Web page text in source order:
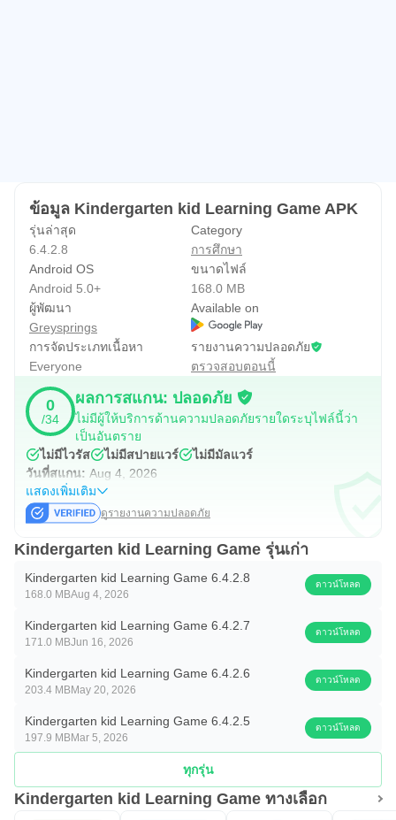
เด็ก การรู้จำคำศัพท์ การอ่าน และการเขียนอักษรสองสามตัว
ช่วยสร้างรากฐานสำหรับการอ่านอย่างคล่องแคล่วสำหรับ
เด็ก • เกมคณิตศาสตร์สำหรับอนุบาลฟรีมากมายสำหรับเด็ก
และกิจกรรมการเรียนรู้ • กิจกรรมการทำอาหารพร้อมการทำ
แซนวิชและสูตรอาหารอื่นๆ อีกมากมายกำลังมา แนะนำการ
อบรมสุขอนามัยสำหรับเด็ก ทั้งหมดในที่เดียวเพื่อเตรียมเด็ก
สำหรับโรงเรียนประถมศึกษา ไม่ว่าคุณจะเป็นผู้ปกครองหรือ
ครู คุณสามารถใช้เกมการเรียนรู้ก่อนวัยเรียนฟรีสำหรับเด็ก
วัยหัดเดินที่บ้านหรือในชั้นเรียนเพื่อช่วยให้พวกเขาเรียนรู้
หัวข้อการศึกษาเบื้องต้นขั้นพื้นฐาน ส่วนสมุดระบายสีฟรี
"อนุบาลเด็กเรียนรู้" มีหน้าสีมากกว่า 100 หน้าซึ่งเรียบง่าย
สวยงาม และเหมาะสำหรับนิ้วเล็กๆ แอปนี้เสนอการวาดมือฟรี
ซึ่งต่างจากสีควบคุมในภูมิภาคนี้ ซึ่งช่วยให้แชมป์ตัวน้อยของ
เรียนรู้ฟรีสำหรับเด็กพร้อมคอลเลกชันเพลงกล่อมเด็กยอดนิยม
ที่ออกแบบมาอย่างสวยงามกว่า 10+ เพลง เช่น Old
little star และ 5 little duck เป็นต้น พร้อมตัวละครและวัตถุ
เด็กในรูปแบบนิทานก่อนนอนฟรีสำหรับเด็ก เพิ่มเรื่องเล็ก ๆ
เกมอนุบาลฟรีตอนนี้และค้นพบเกมการศึกษาที่สนุกสำหรับ
เด็กก่อนวัยเรียนที่จะทำให้พวกเขามีความสุขและ
กระตือรือร้น ผู้ปกครองยังสามารถดูแอพการศึกษาอื่น ๆ
สำหรับเด็กจาก Greysprings "Play and Learn" ชุดแอพก่อ
ข้อมูล Kindergarten kid Learning Game APK
รุ่นล่าสุด
6.4.2.8
Category
การศึกษา
Android OS
Android 5.0+
ขนาดไฟล์
168.0 MB
ผู้พัฒนา
Greysprings
Available on
การจัดประเภทเนื้อหา
Everyone
รายงานความปลอดภัย
ตรวจสอบตอนนี้
0
/34
ผลการสแกน: ปลอดภัย
ไม่มีผู้ให้บริการด้านความปลอดภัยรายใดระบุไฟล์นี้ว่า
เป็นอันตราย
ไม่มีไวรัส
ไม่มีสปายแวร์
ไม่มีมัลแวร์
วันที่สแกน: Aug 4, 2026
แสดงเพิ่มเติม
ดูรายงานความปลอดภัย
Kindergarten kid Learning Game รุ่นเก่า
Kindergarten kid Learning Game 6.4.2.8
168.0 MBAug 4, 2026
ดาวน์โหลด
Kindergarten kid Learning Game 6.4.2.7
171.0 MBJun 16, 2026
ดาวน์โหลด
Kindergarten kid Learning Game 6.4.2.6
203.4 MBMay 20, 2026
ดาวน์โหลด
Kindergarten kid Learning Game 6.4.2.5
197.9 MBMar 5, 2026
ดาวน์โหลด
ทุกรุ่น
Kindergarten kid Learning Game ทางเลือก